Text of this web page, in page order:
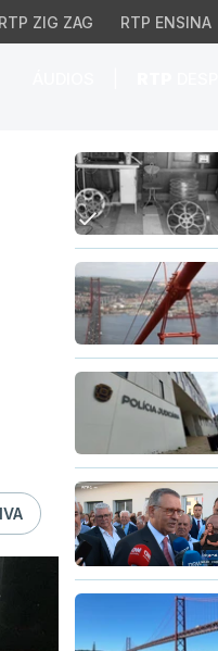
RTP ZIG ZAG RTP ENSINA